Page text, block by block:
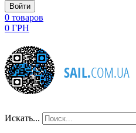
0 товаров
0 ГРН
Искать...